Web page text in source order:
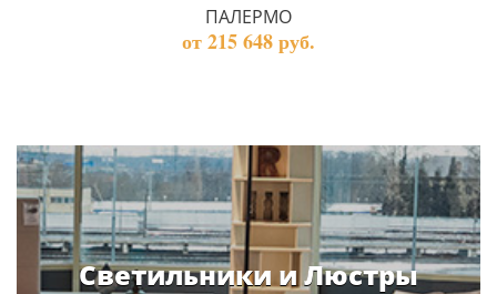
ПАЛЕРМО
от 215 648 руб.
Светильники и Люстры